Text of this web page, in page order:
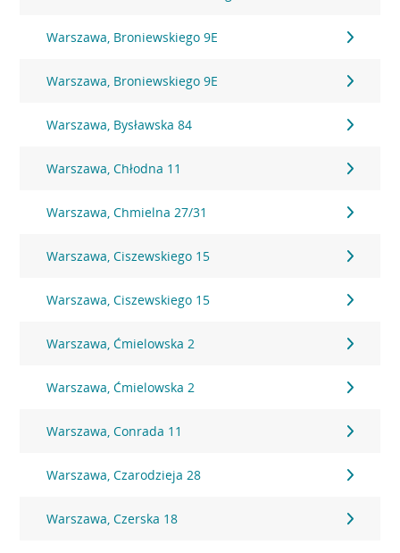
Warszawa, Broniewskiego 9E
Warszawa, Broniewskiego 9E
Warszawa, Bysławska 84
Warszawa, Chłodna 11
Warszawa, Chmielna 27/31
Warszawa, Ciszewskiego 15
Warszawa, Ciszewskiego 15
Warszawa, Ćmielowska 2
Warszawa, Ćmielowska 2
Warszawa, Conrada 11
Warszawa, Czarodzieja 28
Warszawa, Czerska 18